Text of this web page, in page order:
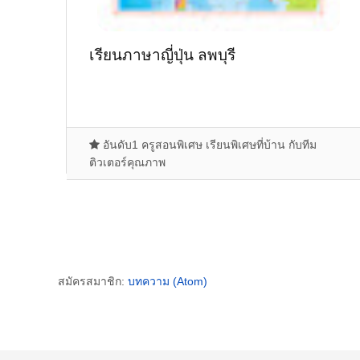
เรียนภาษาญี่ปุ่น ลพบุรี
อันดับ1 ครูสอนพิเศษ เรียนพิเศษที่บ้าน กับทีม
ติวเตอร์คุณภาพ
สมัครสมาชิก: บทความ (Atom)